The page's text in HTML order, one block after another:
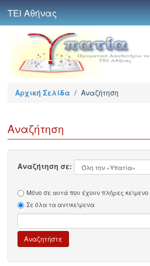
ΤΕΙ Αθήνας
Αρχική Σελίδα / Αναζήτηση
Αναζήτηση
Αναζήτηση σε:
Μόνο σε αυτά που έχουν πλήρες κείμενο
Σε όλα τα αντικείμενα